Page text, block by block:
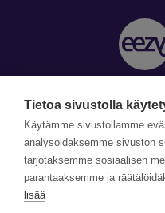
Y-
Tilaa
Tietoa sivustolla
Käytämme sivustollamme
analysoidaksemme sivuston
tarjotaksemme sosiaalisen
parantaaksemme ja
lisää